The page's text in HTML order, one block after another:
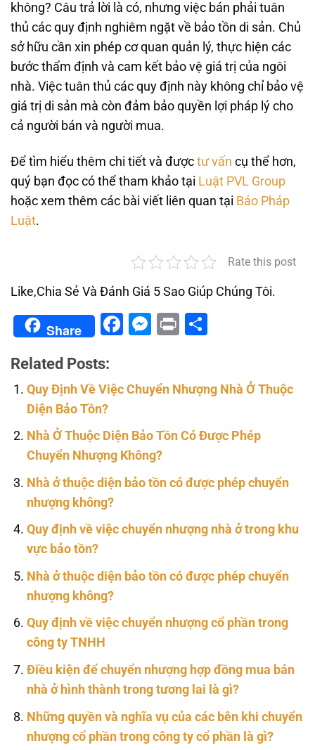
không? Câu trả lời là có, nhưng việc bán phải tuân
thủ các quy định nghiêm ngặt về bảo tồn di sản. Chủ
sở hữu cần xin phép cơ quan quản lý, thực hiện các
bước thẩm định và cam kết bảo vệ giá trị của ngôi
nhà. Việc tuân thủ các quy định này không chỉ bảo vệ
giá trị di sản mà còn đảm bảo quyền lợi pháp lý cho
cả người bán và người mua.
Để tìm hiểu thêm chi tiết và được tư vấn cụ thể hơn,
quý bạn đọc có thể tham khảo tại Luật PVL Group
hoặc xem thêm các bài viết liên quan tại Báo Pháp
Luật.
Rate this post
Like,Chia Sẻ Và Đánh Giá 5 Sao Giúp Chúng Tôi.
Share Facebook
Messenger
Print
Related Posts:
Quy Định Về Việc Chuyển Nhượng Nhà Ở Thuộc
Diện Bảo Tồn?
Nhà Ở Thuộc Diện Bảo Tồn Có Được Phép
Chuyển Nhượng Không?
Nhà ở thuộc diện bảo tồn có được phép chuyển
nhượng không?
Quy định về việc chuyển nhượng nhà ở trong khu
vực bảo tồn?
Nhà ở thuộc diện bảo tồn có được phép chuyển
nhượng không?
Quy định về việc chuyển nhượng cổ phần trong
công ty TNHH
Điều kiện để chuyển nhượng hợp đồng mua bán
nhà ở hình thành trong tương lai là gì?
Những quyền và nghĩa vụ của các bên khi chuyển
nhượng cổ phần trong công ty cổ phần là gì?